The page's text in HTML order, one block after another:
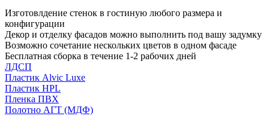
Изготовлдение стенок в гостиную любого размера и
конфигурации
Декор и отделку фасадов можно выполнить под вашу задумку
Возможно сочетание нескольких цветов в одном фасаде
Бесплатная сборка в течение 1-2 рабочих дней
ЛДСП
Пластик Alvic Luxe
Пластик HPL
Пленка ПВХ
Полотно АГТ (МДФ)